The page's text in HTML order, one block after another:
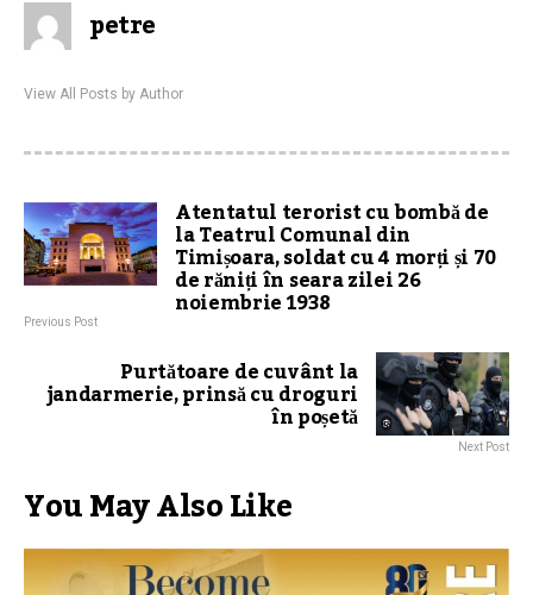
petre
View All Posts by Author
Atentatul terorist cu bombă de
la Teatrul Comunal din
Timișoara, soldat cu 4 morți și 70
de răniți în seara zilei 26
noiembrie 1938
Previous Post
Purtătoare de cuvânt la
jandarmerie, prinsă cu droguri
în poșetă
Next Post
You May Also Like